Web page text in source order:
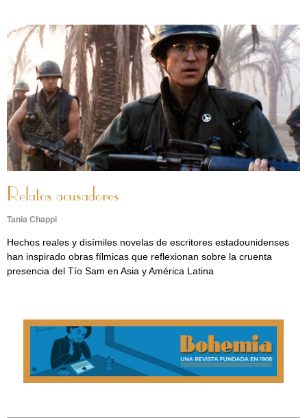
Relatos acusadores
Tania Chappi
Hechos reales y disímiles novelas de escritores estadounidenses
han inspirado obras fílmicas que reflexionan sobre la cruenta
presencia del Tío Sam en Asia y América Latina